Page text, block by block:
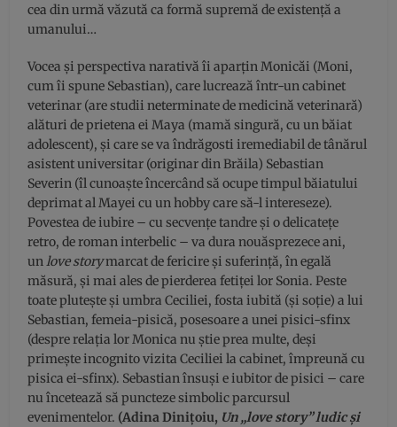
cea din urmă văzută ca formă supremă de existență a
umanului…
Vocea și perspectiva narativă îi aparțin Monicăi (Moni,
cum îi spune Sebastian), care lucrează într-un cabinet
veterinar (are studii neterminate de medicină veterinară)
alături de prietena ei Maya (mamă singură, cu un băiat
adolescent), și care se va îndrăgosti iremediabil de tânărul
asistent universitar (originar din Brăila) Sebastian
Severin (îl cunoaște încercând să ocupe timpul băiatului
deprimat al Mayei cu un hobby care să-l intereseze).
Povestea de iubire – cu secvențe tandre și o delicatețe
retro, de roman interbelic – va dura nouăsprezece ani,
unlove storymarcat de fericire și suferință, în egală
măsură, și mai ales de pierderea fetiței lor Sonia. Peste
toate plutește și umbra Ceciliei, fosta iubită (și soție) a lui
Sebastian, femeia-pisică, posesoare a unei pisici-sfinx
(despre relația lor Monica nu știe prea multe, deși
primește incognito vizita Ceciliei la cabinet, împreună cu
pisica ei-sfinx). Sebastian însuși e iubitor de pisici – care
nu încetează să puncteze simbolic parcursul
evenimentelor. (Adina Dinițoiu, Un „love story” ludic și